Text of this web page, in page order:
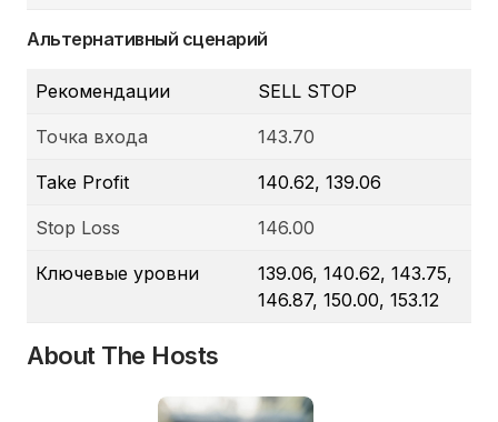
Альтернативный сценарий
Рекомендации SELL STOP
Точка входа 143.70
Take Profit 140.62, 139.06
Stop Loss 146.00
Ключевые уровни
139.06, 140.62, 143.75,
146.87, 150.00, 153.12
About The Hosts